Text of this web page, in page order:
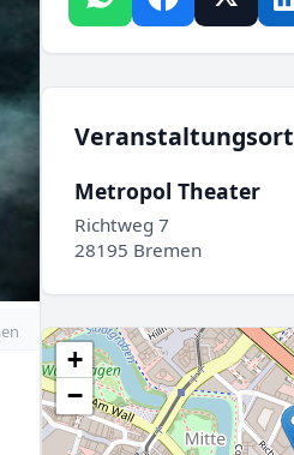
Veranstaltungsort
Metropol Theater
Richtweg 7
28195 Bremen
+
−